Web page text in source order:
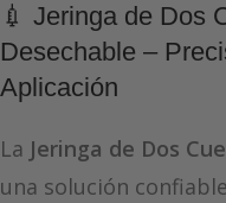
💉 Jeringa de Dos
Desechable –
Aplicación
La Jeringa de Dos
una solución